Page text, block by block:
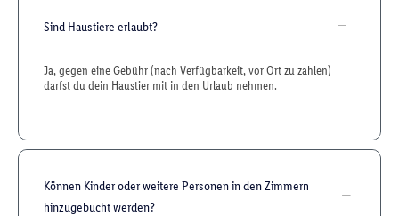
Sind Haustiere erlaubt?
Ja, gegen eine Gebühr (nach Verfügbarkeit, vor Ort zu zahlen)
darfst du dein Haustier mit in den Urlaub nehmen.
Können Kinder oder weitere Personen in den Zimmern
hinzugebucht werden?